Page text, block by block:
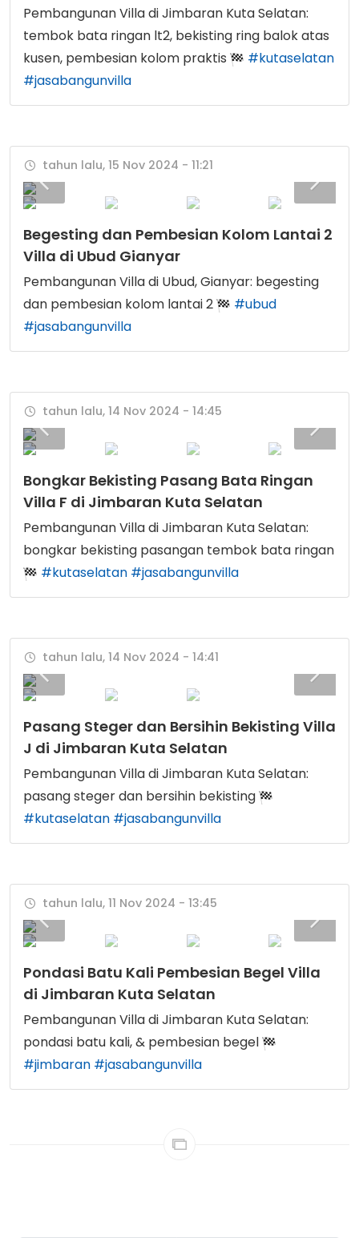
Pembangunan Villa di Jimbaran Kuta Selatan:
tembok bata ringan lt2, bekisting ring balok atas
kusen, pembesian kolom praktis
#kutaselatan
#jasabangunvilla
tahun lalu, 15 Nov 2024 - 11:21
Begesting dan Pembesian Kolom Lantai 2
Villa di Ubud Gianyar
Pembangunan Villa di Ubud, Gianyar: begesting
dan pembesian kolom lantai 2
#ubud
#jasabangunvilla
tahun lalu, 14 Nov 2024 - 14:45
Bongkar Bekisting Pasang Bata Ringan
Villa F di Jimbaran Kuta Selatan
Pembangunan Villa di Jimbaran Kuta Selatan:
bongkar bekisting pasangan tembok bata ringan
#kutaselatan #jasabangunvilla
tahun lalu, 14 Nov 2024 - 14:41
Pasang Steger dan Bersihin Bekisting Villa
J di Jimbaran Kuta Selatan
Pembangunan Villa di Jimbaran Kuta Selatan:
pasang steger dan bersihin bekisting
#kutaselatan #jasabangunvilla
tahun lalu, 11 Nov 2024 - 13:45
Pondasi Batu Kali Pembesian Begel Villa
di Jimbaran Kuta Selatan
Pembangunan Villa di Jimbaran Kuta Selatan:
pondasi batu kali, & pembesian begel
#jimbaran #jasabangunvilla